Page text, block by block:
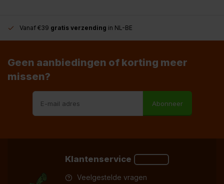
Vanaf €39 gratis verzending in NL-BE
Geen aanbiedingen of korting meer
missen?
Abonneer
Klantenservice
Veelgestelde vragen